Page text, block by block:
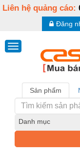
Liên hệ quảng cáo:
Đăng
Sản phẩm
Danh mục